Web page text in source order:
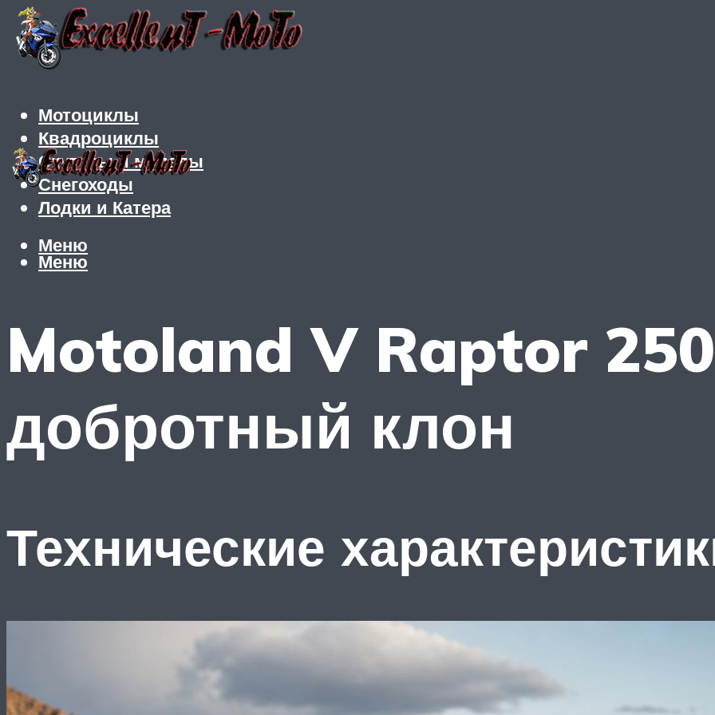
Мотоциклы
Квадроциклы
Скутеры и мопеды
Снегоходы
Лодки и Катера
Меню
Меню
Motoland V Raptor
добротный клон
Технические